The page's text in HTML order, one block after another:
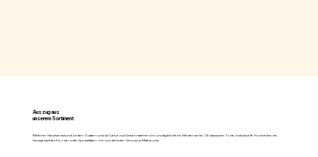
Auszug aus
unserem Sortiment
Mit feiner Handwerkskunst, besten Zutaten und viel Liebe zum Detail entstehen bei uns täglich kleine Meisterwerke. Ob klassische Torte, individuelle Hochzeitstorte,
hausgemachtes Eis oder edle Spezialitäten – bei uns steht der Genuss im Mittelpunkt.